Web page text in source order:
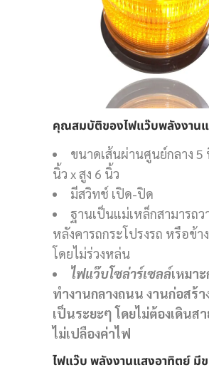
คุณสมบัติของไฟแว๊บพลังงาน
ขนาดเส้นผ่านศูนย์กลาง 5
นิ้ว x สูง 6 นิ้ว
มีสวิทช์ เปิด-ปิด
ฐานเป็นแม่เหล็กสามารถว
หลังคารถกระโปรงรถ หรือข้า
โดยไม่ร่วงหล่น
ไฟแว๊บโซล่าร์เซลล์เหมา
ทำงานกลางถนน งานก่อสร้า
เป็นระยะๆ โดยไม่ต้องเดินส
ไม่เปลืองค่าไฟ
ไฟแว๊บ พลังงานแสงอาทิตย์ มี